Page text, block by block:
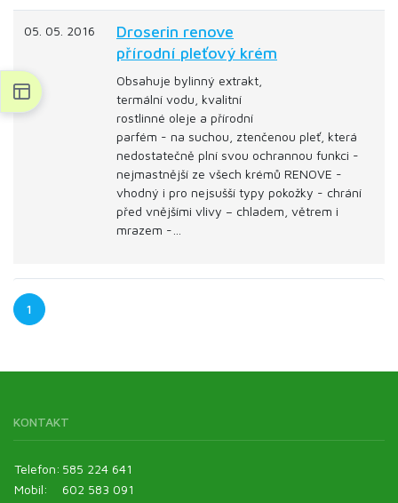
05. 05. 2016
Droserin renove
přírodní pleťový krém
Obsahuje bylinný extrakt,
termální vodu, kvalitní
rostlinné oleje a přírodní
parfém - na suchou, ztenčenou pleť, která
nedostatečně plní svou ochrannou funkci -
nejmastnější ze všech krémů RENOVE -
vhodný i pro nejsušší typy pokožky - chrání
před vnějšími vlivy – chladem, větrem i
mrazem -…
1
KONTAKT
Telefon: 585 224 641
Mobil:
602 583 091